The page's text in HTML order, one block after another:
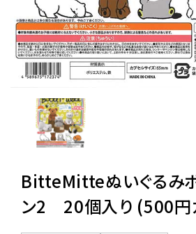
販促用カプセルトイ
06-6282-
BitteMitteぬいぐるみ
ン2 20個入り (500円